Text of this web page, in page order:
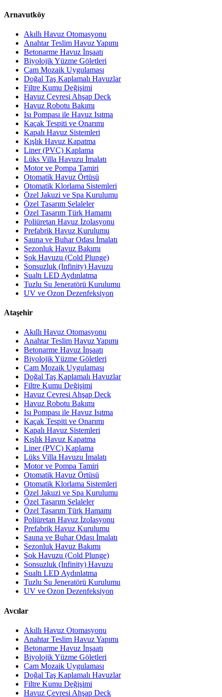
Arnavutköy
Akıllı Havuz Otomasyonu
Anahtar Teslim Havuz Yapımı
Betonarme Havuz İnşaatı
Biyolojik Yüzme Göletleri
Cam Mozaik Uygulaması
Doğal Taş Kaplamalı Havuzlar
Filtre Kumu Değişimi
Havuz Çevresi Ahşap Deck
Havuz Robotu Bakımı
Isı Pompası ile Havuz Isıtma
Kaçak Tespiti ve Onarımı
Kapalı Havuz Sistemleri
Kışlık Havuz Kapatma
Liner (PVC) Kaplama
Lüks Villa Havuzu İmalatı
Motor ve Pompa Tamiri
Otomatik Havuz Örtüsü
Otomatik Klorlama Sistemleri
Özel Jakuzi ve Spa Kurulumu
Özel Tasarım Şelaleler
Özel Tasarım Türk Hamamı
Poliüretan Havuz İzolasyonu
Prefabrik Havuz Kurulumu
Sauna ve Buhar Odası İmalatı
Sezonluk Havuz Bakımı
Şok Havuzu (Cold Plunge)
Sonsuzluk (Infinity) Havuzu
Sualtı LED Aydınlatma
Tuzlu Su Jeneratörü Kurulumu
UV ve Ozon Dezenfeksiyon
Ataşehir
Akıllı Havuz Otomasyonu
Anahtar Teslim Havuz Yapımı
Betonarme Havuz İnşaatı
Biyolojik Yüzme Göletleri
Cam Mozaik Uygulaması
Doğal Taş Kaplamalı Havuzlar
Filtre Kumu Değişimi
Havuz Çevresi Ahşap Deck
Havuz Robotu Bakımı
Isı Pompası ile Havuz Isıtma
Kaçak Tespiti ve Onarımı
Kapalı Havuz Sistemleri
Kışlık Havuz Kapatma
Liner (PVC) Kaplama
Lüks Villa Havuzu İmalatı
Motor ve Pompa Tamiri
Otomatik Havuz Örtüsü
Otomatik Klorlama Sistemleri
Özel Jakuzi ve Spa Kurulumu
Özel Tasarım Şelaleler
Özel Tasarım Türk Hamamı
Poliüretan Havuz İzolasyonu
Prefabrik Havuz Kurulumu
Sauna ve Buhar Odası İmalatı
Sezonluk Havuz Bakımı
Şok Havuzu (Cold Plunge)
Sonsuzluk (Infinity) Havuzu
Sualtı LED Aydınlatma
Tuzlu Su Jeneratörü Kurulumu
UV ve Ozon Dezenfeksiyon
Avcılar
Akıllı Havuz Otomasyonu
Anahtar Teslim Havuz Yapımı
Betonarme Havuz İnşaatı
Biyolojik Yüzme Göletleri
Cam Mozaik Uygulaması
Doğal Taş Kaplamalı Havuzlar
Filtre Kumu Değişimi
Havuz Çevresi Ahşap Deck